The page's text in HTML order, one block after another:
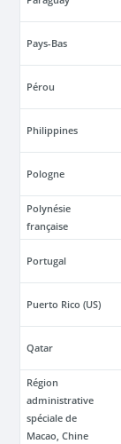
Pays-Bas
Pérou
Philippines
Pologne
Polynésie
française
Portugal
Puerto Rico (US)
Qatar
Région
administrative
spéciale de
Macao, Chine